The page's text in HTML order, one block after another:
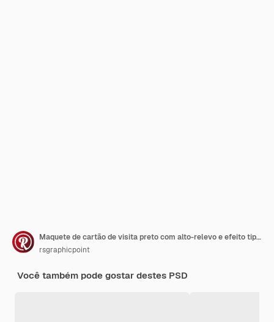
Maquete de cartão de visita preto com alto-relevo e efeito tipográfico
rsgraphicpoint
Você também pode gostar destes PSD